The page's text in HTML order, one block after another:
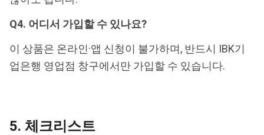
Q4. 어디서 가입할 수 있나요?
이 상품은 온라인·앱 신청이 불가하며, 반드시 IBK기
업은행 영업점 창구에서만 가입할 수 있습니다.
5. 체크리스트